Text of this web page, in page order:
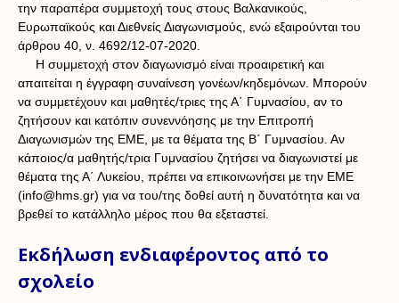
την παραπέρα συμμετοχή τους στους Βαλκανικούς,
Ευρωπαϊκούς και Διεθνείς Διαγωνισμούς, ενώ εξαιρούνται του
άρθρου 40, ν. 4692/12-07-2020.
Η συμμετοχή στον διαγωνισμό είναι προαιρετική και
απαιτείται η έγγραφη συναίνεση γονέων/κηδεμόνων. Μπορούν
να συμμετέχουν και μαθητές/τριες της Α΄ Γυμνασίου, αν το
ζητήσουν και κατόπιν συνεννόησης με την Επιτροπή
Διαγωνισμών της ΕΜΕ, με τα θέματα της Β΄ Γυμνασίου. Αν
κάποιος/α μαθητής/τρια Γυμνασίου ζητήσει να διαγωνιστεί με
θέματα της Α΄ Λυκείου, πρέπει να επικοινωνήσει με την ΕΜΕ
(info@hms.gr) για να του/της δοθεί αυτή η δυνατότητα και να
βρεθεί το κατάλληλο μέρος που θα εξεταστεί.
Εκδήλωση ενδιαφέροντος από το
σχολείο